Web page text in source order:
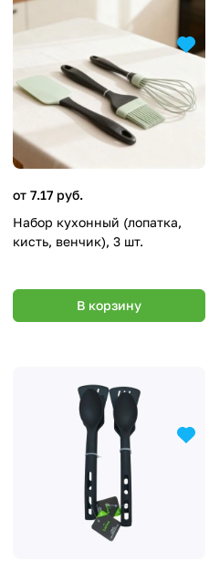
от 7.17 руб.
Набор кухонный (лопатка,
кисть, венчик), 3 шт.
В корзину